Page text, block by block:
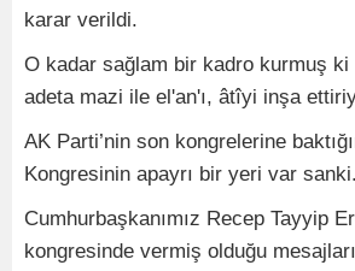
karar verildi.
O kadar sağlam bir kadro kurmuş ki
adeta mazi ile el'an'ı, âtîyi inşa
AK Parti’nin son kongrelerine
Kongresinin apayrı bir yeri var sanki.
Cumhurbaşkanımız Recep Tayyip
kongresinde vermiş olduğu